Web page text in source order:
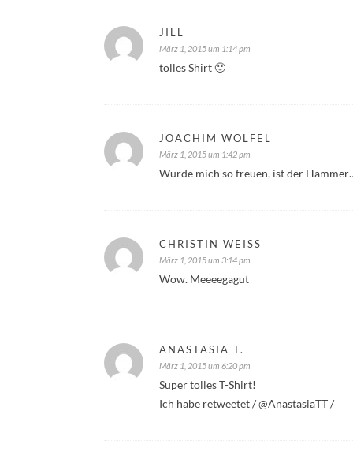
JILL
März 1, 2015 um 1:14 pm
tolles Shirt 🙂
JOACHIM WÖLFEL
März 1, 2015 um 1:42 pm
Würde mich so freuen, ist der
CHRISTIN WEISS
März 1, 2015 um 3:14 pm
Wow. Meeeegagut
ANASTASIA T.
März 1, 2015 um 6:20 pm
Super tolles T-Shirt!
Ich habe retweetet / @AnastasiaTT /